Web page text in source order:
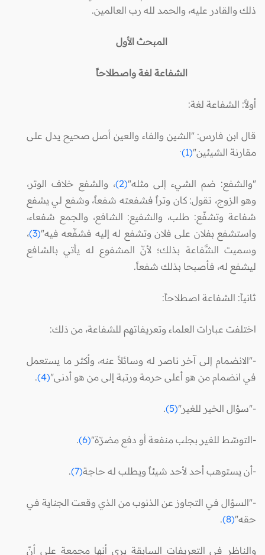
ذلك والقادر عليه، والحمد لله رب العالمين.
المبحث الأول
الشفاعة لغة واصطلاحاً
أولاً: الشفاعة لغة:
قال ابن فارس: "الشين والفاء والعين أصل صحيح يدل على
مقارنة الشيئين"(1)
.
"والشفع: ضم الشيء إلى مثله"(2)
، والشفع خلاف الوتر،
وهو الزوج، تقول: كان وتراً فشفعته شفعاً، وشفع لي يشفع
شفاعة وتشفّع: طلب، والشفيع: الشافع، والجمع شفعاء،
واستشفع بفلان على فلان وتشفع له إليه فشفّعه فيه"(3)
،
وسميت الشَّفاعة بذلك؛ لأنّ المشفوع له يأتي بالشافع
ليشفع له، فأصبحا بذلك شفعاً.
ثانياً: الشفاعة اصطلاحاً:
اختلفت عبارات العلماء وتعريفاتهم للشفاعة، من ذلك:
-"الانضمام إلى آخر ناصر له وسائلاً عنه، وأكثر ما يستعمل
في انضمام من هو أعلى حرمة ورتبة إلى من هو أدنى"(4)
.
-"سؤال الخير للغير"(5)
.
-التوسّط للغير بجلب منفعة أو دفع مضرّة"(6)
.
-أن يستوهب أحد لأحد شيئاً ويطلب له حاجة(7)
.
-"السؤال في التجاوز عن الذنوب من الذي وقعت الجناية في
حقه"(8)
.
والناظر في التعريفات السابقة يرى أنها مجمعة على أنّ